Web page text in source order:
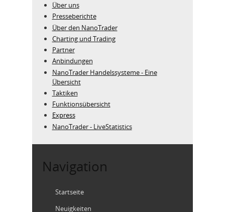
Über uns
Presseberichte
Über den NanoTrader
Charting und Trading
Partner
Anbindungen
NanoTrader Handelssysteme - Eine
Übersicht
Taktiken
Funktionsübersicht
Express
NanoTrader - LiveStatistics
Navigation
Startseite
Neuigkeiten